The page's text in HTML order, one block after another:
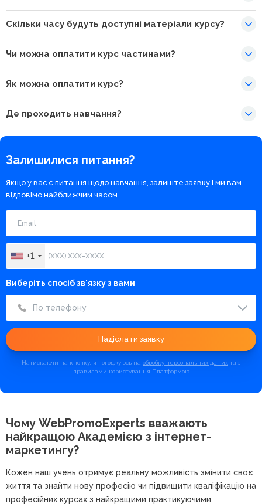
Скільки часу будуть доступні матеріали курсу?
Чи можна оплатити курс частинами?
Як можна оплатити курс?
Де проходить навчання?
Залишилися питання?
Якщо у вас є питання щодо навчання, залиште заявку і ми вам
відповімо найближчим часом
+1
Виберіть спосіб зв'язку з вами
По телефону
Надіслати заявку
Натискаючи на кнопку, я погоджуюсь на обробку персональних даних та з
правилами користування Платформою
Чому WebPromoExperts вважають
найкращою Академією з інтернет-
маркетингу?
Кожен наш учень отримує реальну можливість змінити своє
життя та знайти нову професію чи підвищити кваліфікацію на
професійних курсах з найкращими практикуючими